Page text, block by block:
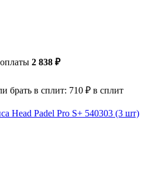
2 838 ₽
брать в сплит: 710 ₽ в сплит
Head Padel Pro S+ 540303 (3 шт)